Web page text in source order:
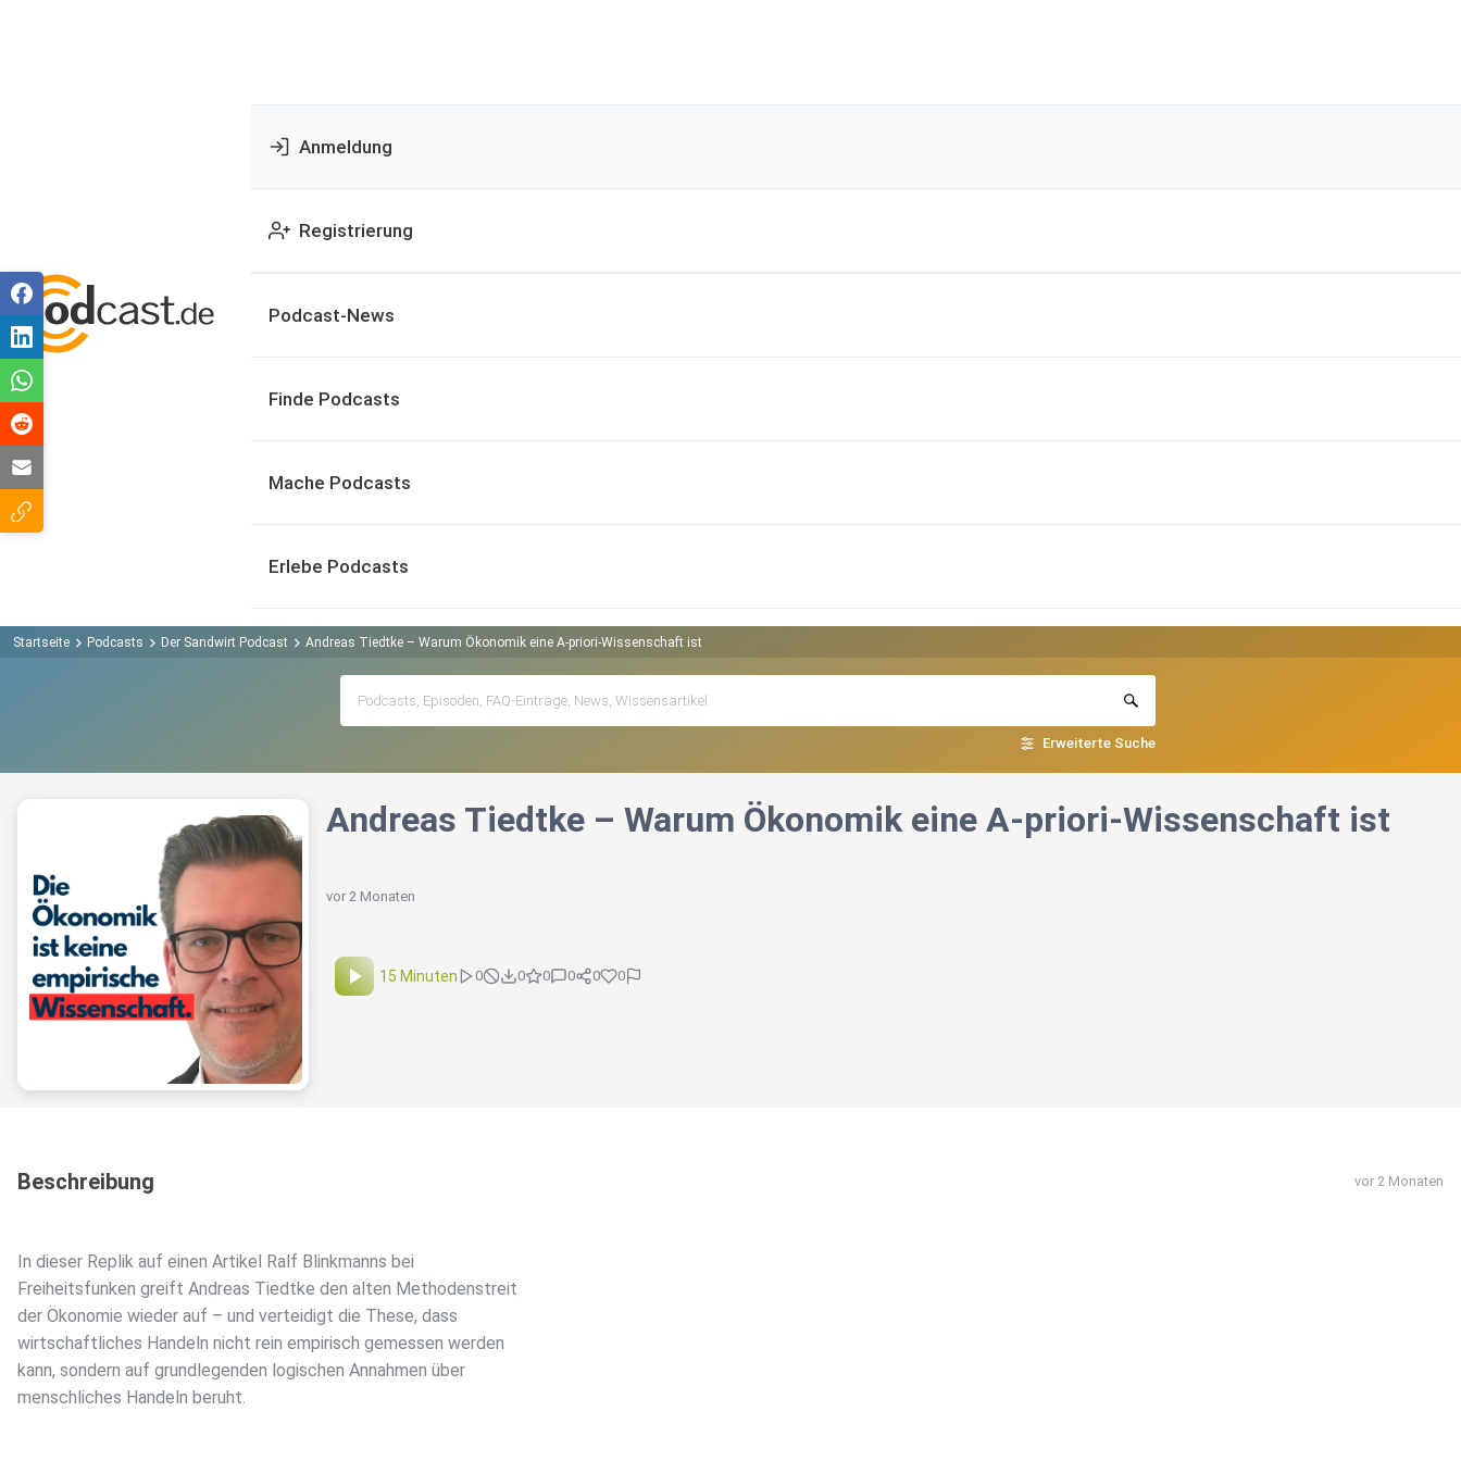
Anmeldung
Registrierung
Podcast-News
Finde Podcasts
Mache Podcasts
Erlebe Podcasts
Startseite Podcasts Der Sandwirt Podcast Andreas Tiedtke – Warum Ökonomik eine A-priori-Wissenschaft ist
Erweiterte Suche
Andreas Tiedtke – Warum Ökonomik eine A-priori-Wissenschaft ist
vor 2 Monaten
15 Minuten 0 0 0 0 0 0
Beschreibung vor 2 Monaten
In dieser Replik auf einen Artikel Ralf Blinkmanns bei
Freiheitsfunken greift Andreas Tiedtke den alten Methodenstreit
der Ökonomie wieder auf – und verteidigt die These, dass
wirtschaftliches Handeln nicht rein empirisch gemessen werden
kann, sondern auf grundlegenden logischen Annahmen über
menschliches Handeln beruht.